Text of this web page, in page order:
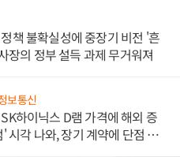
책 불확실성에 중장기 비전 '흔
장의 정부 설득 과제 무거워져
보통신
하이닉스 D램 가격에 해외 증
시각 나와, 장기 계약에 단점 부